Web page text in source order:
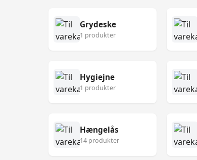
Grydeske
1 produkter
Hygiejne
1 produkter
Hængelås
14 produkter